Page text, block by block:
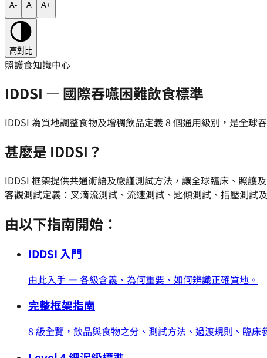
A- A A+
高對比
照護食知識中心
IDDSI — 國際吞嚥困難飲食標準
IDDSI 為質地調整食物及增稠飲品定義 8 個通用級別，是全球
甚麼是 IDDSI？
IDDSI 框架提供共通術語及嚴謹測試方法，讓全球臨床、照護
客觀測試定義：叉滴流測試、流速測試、匙傾測試、指壓測試
由以下指南開始：
IDDSI 入門
由此入手 — 各級含義、為何重要、如何辨識正確質地。
完整框架指南
8 級全覽，飲品與食物之分、測試方法、過渡規則、臨床